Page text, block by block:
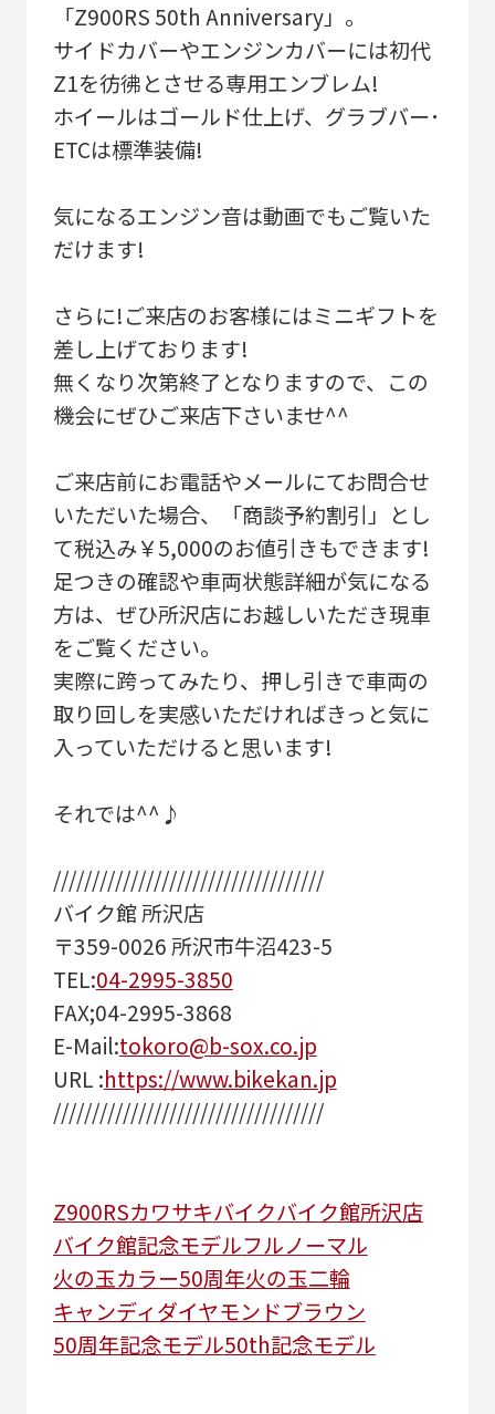
「Z900RS 50th Anniversary」。
サイドカバーやエンジンカバーには初代
Z1を彷彿とさせる専用エンブレム!
ホイールはゴールド仕上げ、グラブバー･
ETCは標準装備!
気になるエンジン音は動画でもご覧いた
だけます!
さらに!ご来店のお客様にはミニギフトを
差し上げております!
無くなり次第終了となりますので、この
機会にぜひご来店下さいませ^^
ご来店前にお電話やメールにてお問合せ
いただいた場合、「商談予約割引」とし
て税込み￥5,000のお値引きもできます!
足つきの確認や車両状態詳細が気になる
方は、ぜひ所沢店にお越しいただき現車
をご覧ください。
実際に跨ってみたり、押し引きで車両の
取り回しを実感いただければきっと気に
入っていただけると思います!
それでは^^♪
///////////////////////////////////
バイク館 所沢店
〒359-0026 所沢市牛沼423-5
TEL:04-2995-3850
FAX;04-2995-3868
E-Mail:tokoro@b-sox.co.jp
URL :https://www.bikekan.jp
///////////////////////////////////
Z900RSカワサキバイクバイク館所沢店
バイク館記念モデルフルノーマル
火の玉カラー50周年火の玉二輪
キャンディダイヤモンドブラウン
50周年記念モデル50th記念モデル